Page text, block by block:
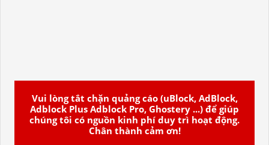
Vui lòng tắt chặn quảng cáo (uBlock, AdBlock,
Adblock Plus Adblock Pro, Ghostery ...) để giúp
chúng tôi có nguồn kinh phí duy trì hoạt động.
Chân thành cảm ơn!